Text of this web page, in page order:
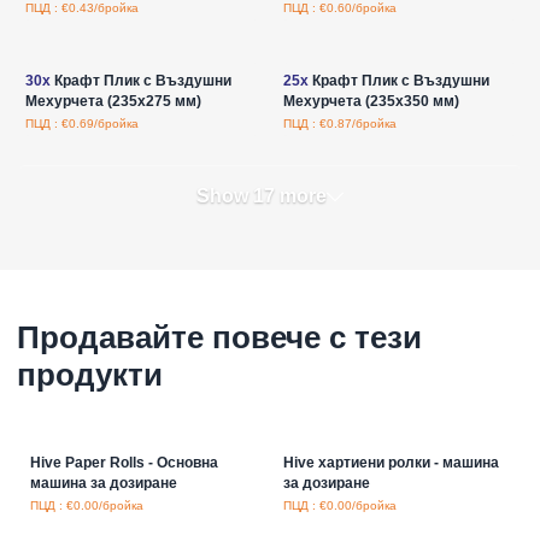
ПЦД : €0.43/бройка ПЦД : €0.60/бройка
30xКрафт Плик с Въздушни
Мехурчета (235x275 мм)
ПЦД : €0.69/бройка
25xКрафт Плик с Въздушни
Мехурчета (235x350 мм)
ПЦД : €0.87/бройка
Show 17 more
Продавайте повече с тези
продукти
Hive Paper Rolls - Основна
машина за дозиране
ПЦД : €0.00/бройка
Hive хартиени ролки - машина
за дозиране
ПЦД : €0.00/бройка